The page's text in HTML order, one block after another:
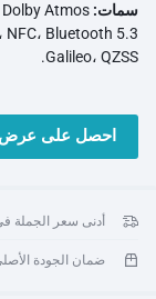
سمات:
Galileo، QZSS.
احصل على عرض
أدنى سعر الجملة
ضمان الجودة